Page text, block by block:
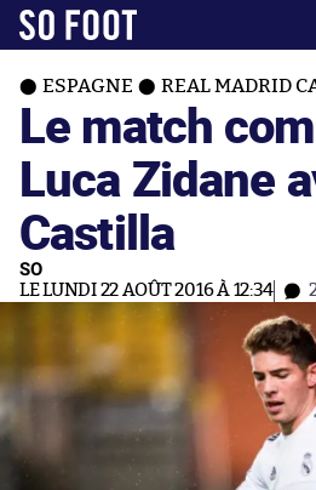
ESPAGNE REAL MADRID
Le match
Luca Zidane
Castilla
SO
LE LUNDI 22 AOÛT 2016 À 12:34